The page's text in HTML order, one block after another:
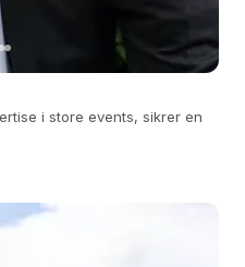
i store events, sikrer en